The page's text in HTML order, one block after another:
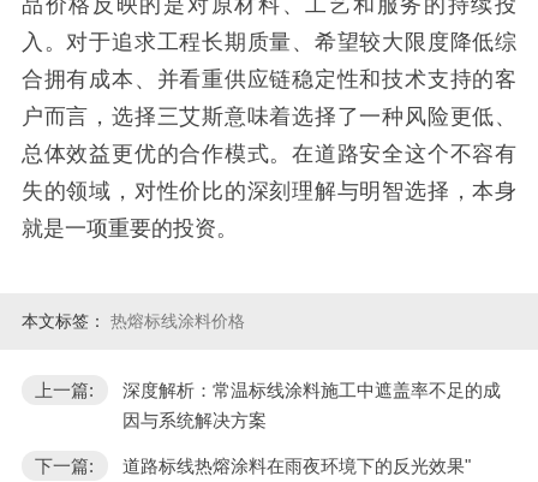
品价格反映的是对原材料、工艺和服务的持续投
入。对于追求工程长期质量、希望较大限度降低综
合拥有成本、并看重供应链稳定性和技术支持的客
户而言，选择三艾斯意味着选择了一种风险更低、
总体效益更优的合作模式。在道路安全这个不容有
失的领域，对性价比的深刻理解与明智选择，本身
就是一项重要的投资。
本文标签： 热熔标线涂料价格
上一篇:
深度解析：常温标线涂料施工中遮盖率不足的成
因与系统解决方案
下一篇: 道路标线热熔涂料在雨夜环境下的反光效果"